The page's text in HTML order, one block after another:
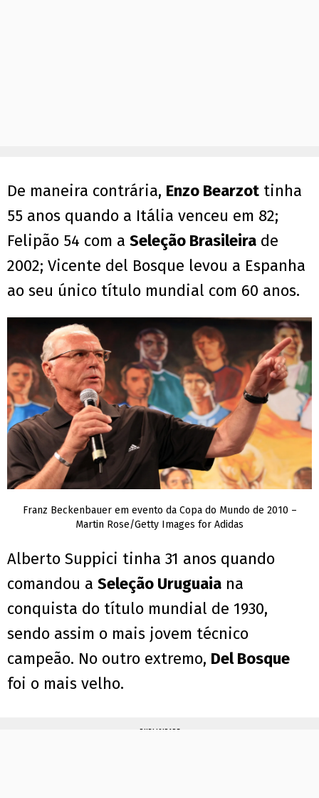
De maneira contrária, Enzo Bearzot tinha
55 anos quando a Itália venceu em 82;
Felipão 54 com a Seleção Brasileira de
2002; Vicente del Bosque levou a Espanha
ao seu único título mundial com 60 anos.
Franz Beckenbauer em evento da Copa do Mundo de 2010 –
Martin Rose/Getty Images for Adidas
Alberto Suppici tinha 31 anos quando
comandou a Seleção Uruguaia na
conquista do título mundial de 1930,
sendo assim o mais jovem técnico
campeão. No outro extremo, Del Bosque
foi o mais velho.
PUBLICIDADE